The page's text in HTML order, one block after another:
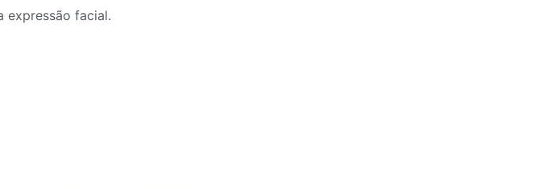
expressão facial.